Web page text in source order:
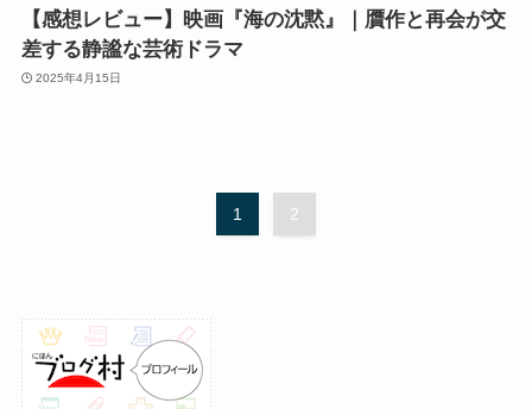
【感想レビュー】映画『海の沈黙』｜贋作と再会が交
差する静謐な芸術ドラマ
2025年4月15日
1 2